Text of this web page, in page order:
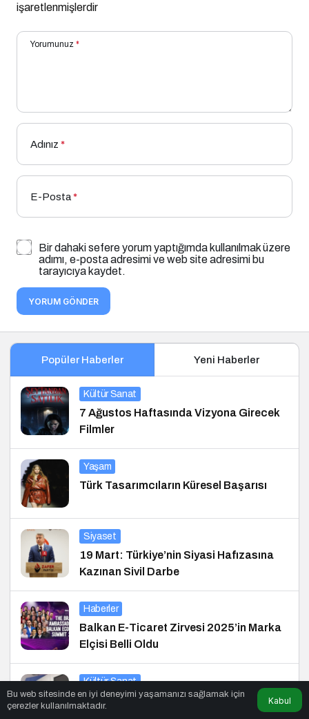
işaretlenmişlerdir
Yorumunuz *
Adınız *
E-Posta*
Bir dahaki sefere yorum yaptığımda kullanılmak üzere
adımı, e-posta adresimi ve web site adresimi bu
tarayıcıya kaydet.
YORUM GÖNDER
Popüler Haberler Yeni Haberler
Kültür Sanat
7 Ağustos Haftasında Vizyona Girecek
Filmler
Yaşam
Türk Tasarımcıların Küresel Başarısı
Siyaset
19 Mart: Türkiye’nin Siyasi Hafızasına
Kazınan Sivil Darbe
Haberler
Balkan E-Ticaret Zirvesi 2025’in Marka
Elçisi Belli Oldu
Kültür Sanat
Çocuklar Masallarla Hayallerini
Bu web sitesinde en iyi deneyimi yaşamanızı sağlamak için
çerezler kullanılmaktadır.
Kabul